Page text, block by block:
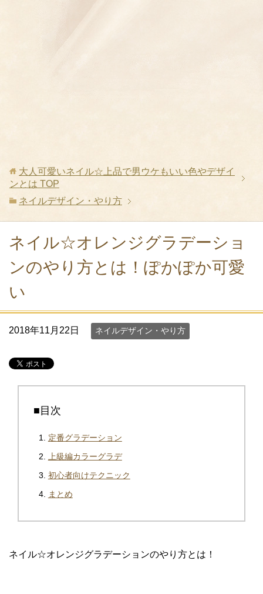
大人可愛いネイル☆上品で男ウケもいい色やデザイ
ンとは TOP
ネイルデザイン・やり方
ネイル☆オレンジグラデーショ
ンのやり方とは！ぽかぽか可愛
い
2018年11月22日 ネイルデザイン・やり方
■目次
定番グラデーション
上級編カラーグラデ
初心者向けテクニック
まとめ
ネイル☆オレンジグラデーションのやり方とは！